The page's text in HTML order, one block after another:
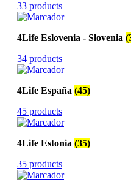
33 products
4Life Eslovenia - Slovenia
34 products
4Life España (45)
45 products
4Life Estonia (35)
35 products